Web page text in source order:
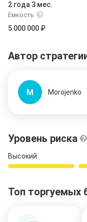
2 года 3 мес.
Емкость
5 000 000 ₽
Автор
M Morojenko
Уровень риска
Высокий
Топ торгуемых